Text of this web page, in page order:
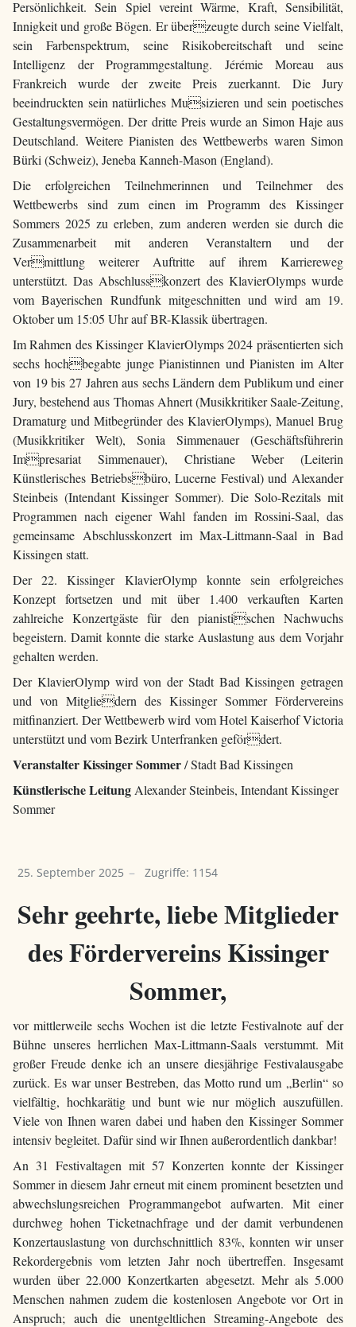
Persönlichkeit. Sein Spiel vereint Wärme, Kraft, Sensibilität,
Innigkeit und große Bögen. Er überzeugte durch seine Vielfalt,
sein Farbenspektrum, seine Risikobereitschaft und seine
Intelligenz der Programmgestaltung. Jérémie Moreau aus
Frankreich wurde der zweite Preis zuerkannt. Die Jury
beeindruckten sein natürliches Musizieren und sein poetisches
Gestaltungsvermögen. Der dritte Preis wurde an Simon Haje aus
Deutschland. Weitere Pianisten des Wettbewerbs waren Simon
Bürki (Schweiz), Jeneba Kanneh-Mason (England).
Die erfolgreichen Teilnehmerinnen und Teilnehmer des
Wettbewerbs sind zum einen im Programm des Kissinger
Sommers 2025 zu erleben, zum anderen werden sie durch die
Zusammenarbeit mit anderen Veranstaltern und der
Vermittlung weiterer Auftritte auf ihrem Karriereweg
unterstützt. Das Abschlusskonzert des KlavierOlymps wurde
vom Bayerischen Rundfunk mitgeschnitten und wird am 19.
Oktober um 15:05 Uhr auf BR-Klassik übertragen.
Im Rahmen des Kissinger KlavierOlymps 2024 präsentierten sich
sechs hochbegabte junge Pianistinnen und Pianisten im Alter
von 19 bis 27 Jahren aus sechs Ländern dem Publikum und einer
Jury, bestehend aus Thomas Ahnert (Musikkritiker Saale-Zeitung,
Dramaturg und Mitbegründer des KlavierOlymps), Manuel Brug
(Musikkritiker Welt), Sonia Simmenauer (Geschäftsführerin
Impresariat Simmenauer), Christiane Weber (Leiterin
Künstlerisches Betriebsbüro, Lucerne Festival) und Alexander
Steinbeis (Intendant Kissinger Sommer). Die Solo-Rezitals mit
Programmen nach eigener Wahl fanden im Rossini-Saal, das
gemeinsame Abschlusskonzert im Max-Littmann-Saal in Bad
Kissingen statt.
Der 22. Kissinger KlavierOlymp konnte sein erfolgreiches
Konzept fortsetzen und mit über 1.400 verkauften Karten
zahlreiche Konzertgäste für den pianistischen Nachwuchs
begeistern. Damit konnte die starke Auslastung aus dem Vorjahr
gehalten werden.
Der KlavierOlymp wird von der Stadt Bad Kissingen getragen
und von Mitgliedern des Kissinger Sommer Fördervereins
mitfinanziert. Der Wettbewerb wird vom Hotel Kaiserhof Victoria
unterstützt und vom Bezirk Unterfranken gefördert.
Veranstalter Kissinger Sommer/ Stadt Bad Kissingen
Künstlerische Leitung Alexander Steinbeis, Intendant Kissinger
Sommer
25. September 2025 Zugriffe: 1154
Sehr geehrte, liebe Mitglieder
des Fördervereins Kissinger
Sommer,
vor mittlerweile sechs Wochen ist die letzte Festivalnote auf der
Bühne unseres herrlichen Max-Littmann-Saals verstummt. Mit
großer Freude denke ich an unsere diesjährige Festivalausgabe
zurück. Es war unser Bestreben, das Motto rund um „Berlin“ so
vielfältig, hochkarätig und bunt wie nur möglich auszufüllen.
Viele von Ihnen waren dabei und haben den Kissinger Sommer
intensiv begleitet. Dafür sind wir Ihnen außerordentlich dankbar!
An 31 Festivaltagen mit 57 Konzerten konnte der Kissinger
Sommer in diesem Jahr erneut mit einem prominent besetzten und
abwechslungsreichen Programmangebot aufwarten. Mit einer
durchweg hohen Ticketnachfrage und der damit verbundenen
Konzertauslastung von durchschnittlich 83%, konnten wir unser
Rekordergebnis vom letzten Jahr noch übertreffen. Insgesamt
wurden über 22.000 Konzertkarten abgesetzt. Mehr als 5.000
Menschen nahmen zudem die kostenlosen Angebote vor Ort in
Anspruch; auch die unentgeltlichen Streaming-Angebote des